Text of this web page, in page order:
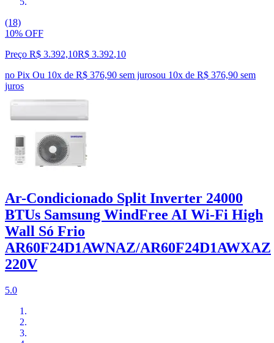
(18)
10% OFF
Preço R$ 3.392,10R$ 3.392,10
no Pix Ou 10x de R$ 376,90 sem jurosou 10x de R$ 376,90 sem
juros
Ar-Condicionado Split Inverter 24000
BTUs Samsung WindFree AI Wi-Fi High
Wall Só Frio
AR60F24D1AWNAZ/AR60F24D1AWXAZ
220V
5.0